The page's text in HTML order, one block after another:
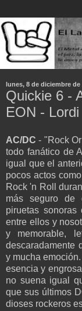
lunes, 8 de diciembre de
Quickie 6 -
EON -
AC/DC - "Rock
todo fanático de
igual que el
pocos actos
Rock 'n Roll
más seguro de
piruetas
entre ellos y
y memorable,
descaradamente
y mucha
esencia y
no suena igual
que sus últimos
dioses rockeros